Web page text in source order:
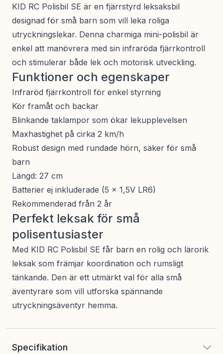
KID RC Polisbil SE är en fjärrstyrd leksaksbil
designad för små barn som vill leka roliga
utryckningslekar. Denna charmiga mini-polisbil är
enkel att manövrera med sin infraröda fjärrkontroll
och stimulerar både lek och motorisk utveckling.
Funktioner och egenskaper
Infraröd fjärrkontroll för enkel styrning
Kör framåt och backar
Blinkande taklampor som ökar lekupplevelsen
Maxhastighet på cirka 2 km/h
Robust design med rundade hörn, säker för små
barn
Längd: 27 cm
Batterier ej inkluderade (5 x 1,5V LR6)
Rekommenderad från 2 år
Perfekt leksak för små
polisentusiaster
Med KID RC Polisbil SE får barn en rolig och lärorik
leksak som främjar koordination och rumsligt
tänkande. Den är ett utmärkt val för alla små
äventyrare som vill utforska spännande
utryckningsäventyr hemma.
Specifikation